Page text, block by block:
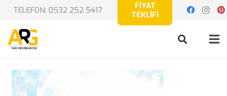
TELEFON: 0532 252 5417
FİYAT
TEKLİFİ